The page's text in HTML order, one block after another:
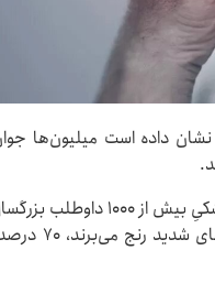
داده است میلیون‌ها
سال را تجزیه و تحلیل کردند.